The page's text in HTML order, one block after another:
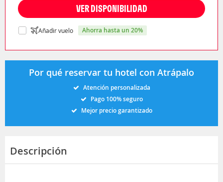
VER DISPONIBILIDAD
Añadir vuelo ahorra hasta un 20%
Por qué reservar tu hotel con Atrápalo
Atención personalizada
Pago 100% seguro
Mejor precio garantizado
Descripción